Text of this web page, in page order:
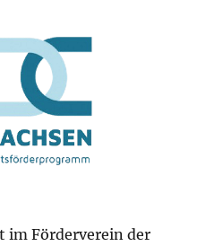
im Förderverein der